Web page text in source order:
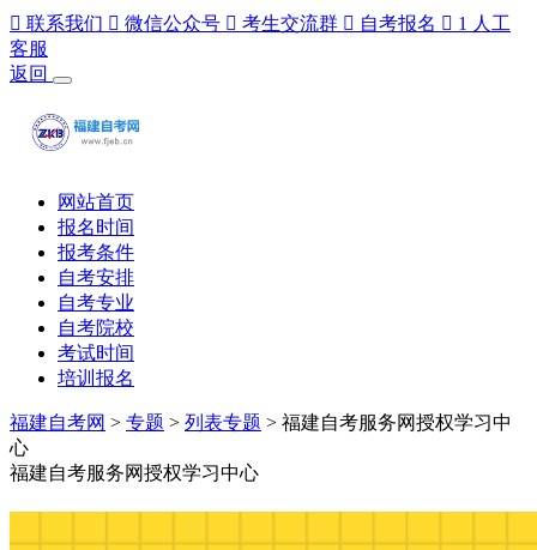
 联系我们  微信公众号  考生交流群  自考报名  1 人工
客服
返回
网站首页
报名时间
报考条件
自考安排
自考专业
自考院校
考试时间
培训报名
福建自考网 > 专题 > 列表专题 > 福建自考服务网授权学习中
心
福建自考服务网授权学习中心